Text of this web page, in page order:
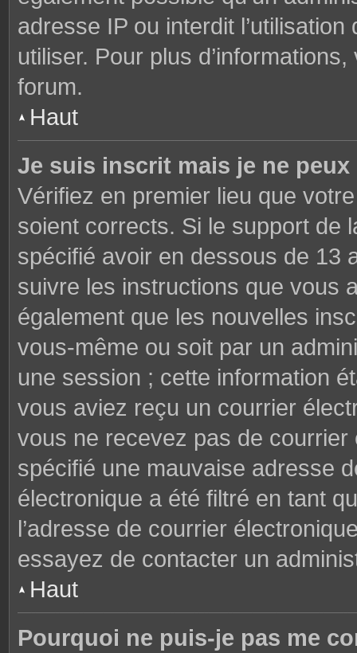
adresse IP ou interdit
utiliser. Pour plus
forum.
Haut
Je suis inscrit mais je ne
Vérifiez en premier lieu que
soient corrects. Si le support de
spécifié avoir en dessous de 13
suivre les instructions que vous
également que les nouvelles
vous-même ou soit par un
une session ; cette information
vous aviez reçu un courrier
vous ne recevez pas de
spécifié une mauvaise adresse
électronique a été filtré en tant
l’adresse de courrier
essayez de contacter un
Haut
Pourquoi ne puis-je pas me